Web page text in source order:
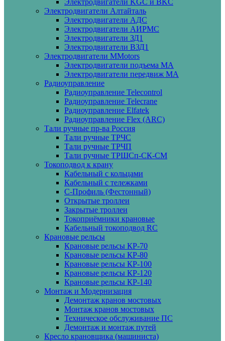
Электродвигатели KGC и BKC
Электродвигатели Алтайталь
Электродвигатели АДС
Электродвигатели АИРМС
Электродвигатели ЗД1
Электродвигатели ВЗД1
Электродвигатели MMotors
Электродвигатели подъема МА
Электродвигатели передвиж МА
Радиоуправление
Радиоуправление Telecontrol
Радиоуправление Telecrane
Радиоуправление Elfatek
Радиоуправление Flex (ARC)
Тали ручные пр-ва Россия
Тали ручные ТРЧС
Тали ручные ТРЧП
Тали ручные ТРШСп-СК-СМ
Токоподвод к крану
Кабельный с кольцами
Кабельный с тележками
С-Профиль (Фестонный)
Открытые троллеи
Закрытые троллеи
Токоприёмники крановые
Кабельный токоподвод RC
Крановые рельсы
Крановые рельсы КР-70
Крановые рельсы КР-80
Крановые рельсы КР-100
Крановые рельсы КР-120
Крановые рельсы КР-140
Монтаж и Модернизация
Демонтаж кранов мостовых
Монтаж кранов мостовых
Техническое обслуживание ПС
Демонтаж и монтаж путей
Кресло крановщика (машиниста)